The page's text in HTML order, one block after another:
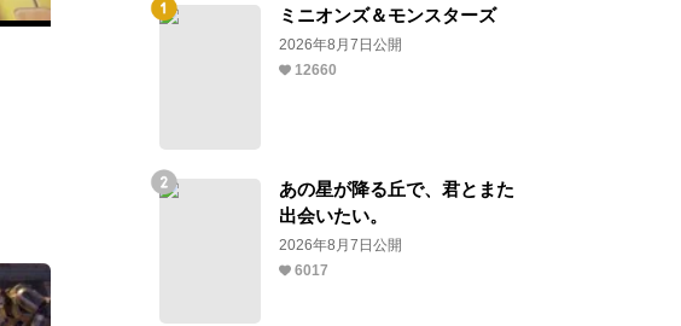
ミニオンズ＆モンスターズ
2026年8月7日公開
12660
あの星が降る丘で、君とまた
出会いたい。
2026年8月7日公開
6017